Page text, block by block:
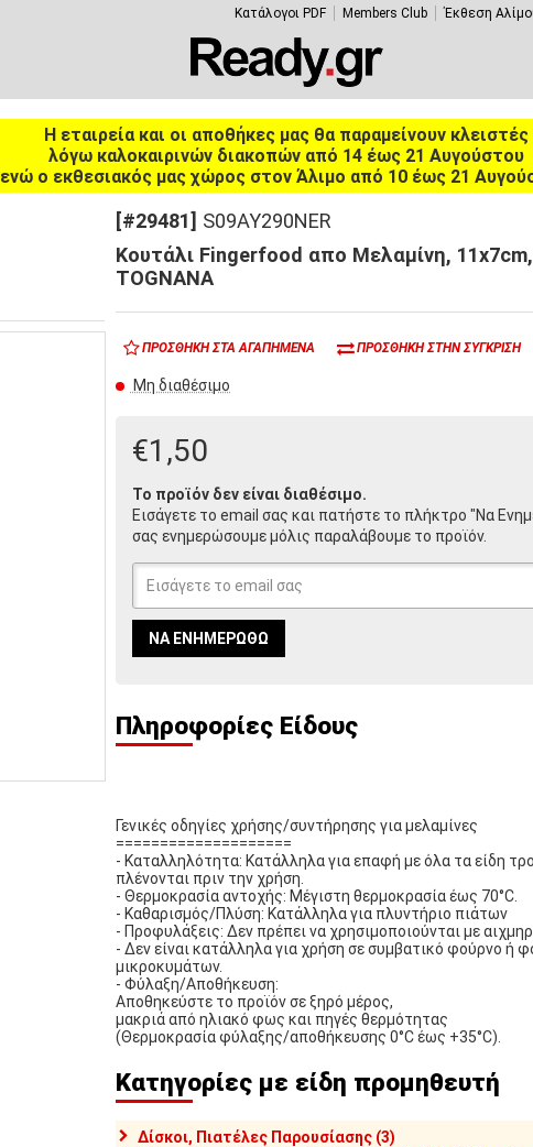
Κατάλογοι PDF Members Club Έκθεση
Η εταιρεία και οι αποθήκες μας θα παραμείνουν κλειστές
λόγω καλοκαιρινών διακοπών από 14 έως 21 Αυγούστου
ενώ ο εκθεσιακός μας χώρος στον Άλιμο από 10 έως 21
[#29481] S09AY290NER
Κουτάλι Fingerfood απο Μελαμίνη,
TOGNANA
ΠΡΟΣΘΉΚΗ ΣΤΑ ΑΓΑΠΗΜΈΝΑ ΠΡΟΣΘΉΚΗ ΣΤΗΝ ΣΎΓΚΡΙΣΗ
Μη διαθέσιμο
€1,50
Το προϊόν δεν είναι διαθέσιμο.
Εισάγετε το email σας και πατήστε το πλήκτρο "Να
σας ενημερώσουμε μόλις παραλάβουμε το προϊόν.
ΝΑ ΕΝΗΜΕΡΩΘΏ
Πληροφορίες Είδους
Γενικές οδηγίες χρήσης/συντήρησης για μελαμίνες
====================
- Καταλληλότητα: Κατάλληλα για επαφή με όλα τα είδη
πλένονται πριν την χρήση.
- Θερμοκρασία αντοχής: Μέγιστη θερμοκρασία έως 70°C.
- Καθαρισμός/Πλύση: Κατάλληλα για πλυντήριο πιάτων
- Προφυλάξεις: Δεν πρέπει να χρησιμοποιούνται με
- Δεν είναι κατάλληλα για χρήση σε συμβατικό φούρνο ή
μικροκυμάτων.
- Φύλαξη/Αποθήκευση:
Αποθηκεύστε το προϊόν σε ξηρό μέρος,
μακριά από ηλιακό φως και πηγές θερμότητας
(Θερμοκρασία φύλαξης/αποθήκευσης 0°C έως +35°C).
Κατηγορίες με είδη προμηθευτή
Δίσκοι, Πιατέλες Παρουσίασης (3)